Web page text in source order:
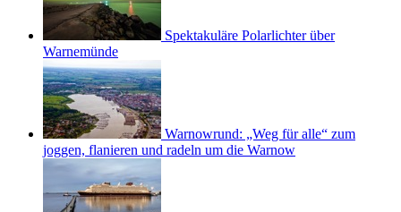
Spektakuläre Polarlichter über
Warnemünde
Warnowrund: „Weg für alle“ zum
joggen, flanieren und radeln um die Warnow